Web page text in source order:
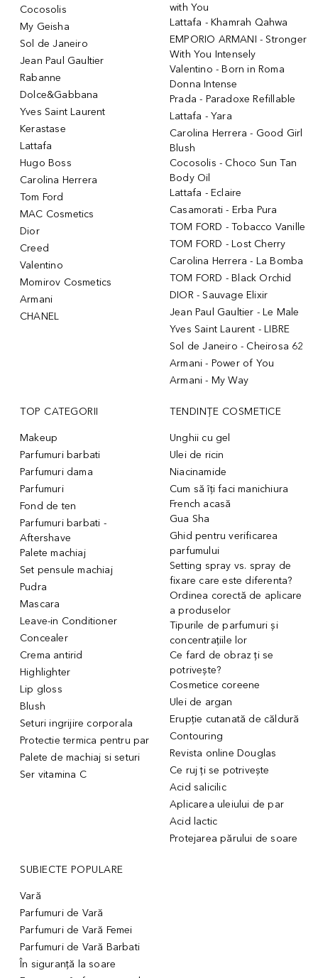
Cocosolis
My Geisha
Sol de Janeiro
Jean Paul Gaultier
Rabanne
Dolce&Gabbana
Yves Saint Laurent
Kerastase
Lattafa
Hugo Boss
Carolina Herrera
Tom Ford
MAC Cosmetics
Dior
Creed
Valentino
Momirov Cosmetics
Armani
CHANEL
with You
Lattafa - Khamrah Qahwa
EMPORIO ARMANI - Stronger
With You Intensely
Valentino - Born in Roma
Donna Intense
Prada - Paradoxe Refillable
Lattafa - Yara
Carolina Herrera - Good Girl
Blush
Cocosolis - Choco Sun Tan
Body Oil
Lattafa - Eclaire
Casamorati - Erba Pura
TOM FORD - Tobacco Vanille
TOM FORD - Lost Cherry
Carolina Herrera - La Bomba
TOM FORD - Black Orchid
DIOR - Sauvage Elixir
Jean Paul Gaultier - Le Male
Yves Saint Laurent - LIBRE
Sol de Janeiro - Cheirosa 62
Armani - Power of You
Armani - My Way
TOP CATEGORII
Makeup
Parfumuri barbati
Parfumuri dama
Parfumuri
Fond de ten
Parfumuri barbati -
Aftershave
Palete machiaj
Set pensule machiaj
Pudra
Mascara
Leave-in Conditioner
Concealer
Crema antirid
Highlighter
Lip gloss
Blush
Seturi ingrijire corporala
Protectie termica pentru par
Palete de machiaj si seturi
Ser vitamina C
TENDINȚE COSMETICE
Unghii cu gel
Ulei de ricin
Niacinamide
Cum să îți faci manichiura
French acasă
Gua Sha
Ghid pentru verificarea
parfumului
Setting spray vs. spray de
fixare care este diferenta?
Ordinea corectă de aplicare
a produselor
Tipurile de parfumuri și
concentrațiile lor
Ce fard de obraz ți se
potrivește?
Cosmetice coreene
Ulei de argan
Erupție cutanată de căldură
Contouring
Revista online Douglas
Ce ruj ți se potrivește
Acid salicilic
Aplicarea uleiului de par
Acid lactic
Protejarea părului de soare
SUBIECTE POPULARE
Vară
Parfumuri de Vară
Parfumuri de Vară Femei
Parfumuri de Vară Barbati
În siguranță la soare